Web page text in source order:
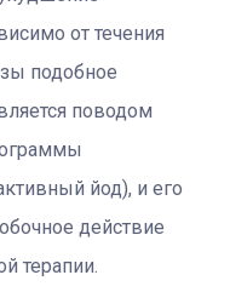
от течения
подобное
поводом
йод), и его
действие
терапии.